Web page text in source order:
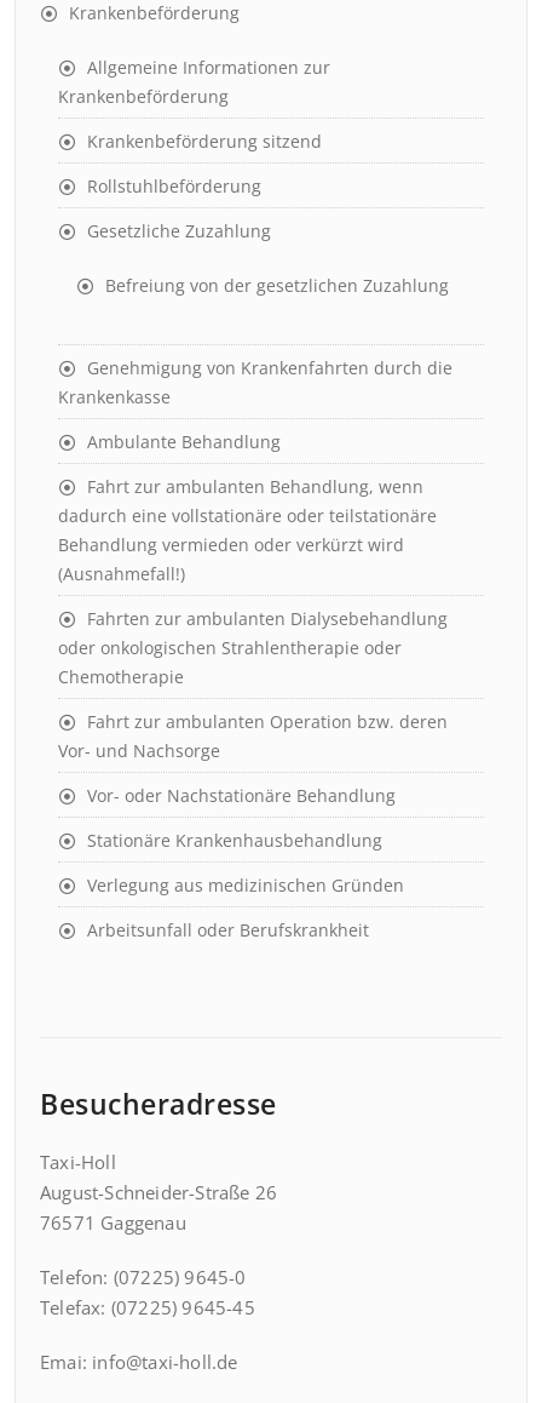
Krankenbeförderung
Allgemeine Informationen zur
Krankenbeförderung
Krankenbeförderung sitzend
Rollstuhlbeförderung
Gesetzliche Zuzahlung
Befreiung von der gesetzlichen Zuzahlung
Genehmigung von Krankenfahrten durch die
Krankenkasse
Ambulante Behandlung
Fahrt zur ambulanten Behandlung, wenn
dadurch eine vollstationäre oder teilstationäre
Behandlung vermieden oder verkürzt wird
(Ausnahmefall!)
Fahrten zur ambulanten Dialysebehandlung
oder onkologischen Strahlentherapie oder
Chemotherapie
Fahrt zur ambulanten Operation bzw. deren
Vor- und Nachsorge
Vor- oder Nachstationäre Behandlung
Stationäre Krankenhausbehandlung
Verlegung aus medizinischen Gründen
Arbeitsunfall oder Berufskrankheit
Besucheradresse
Taxi-Holl
August-Schneider-Straße 26
76571 Gaggenau
Telefon: (07225) 9645-0
Telefax: (07225) 9645-45
Emai: info@taxi-holl.de